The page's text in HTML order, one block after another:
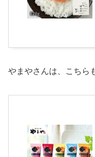
やまやさんは、こちら